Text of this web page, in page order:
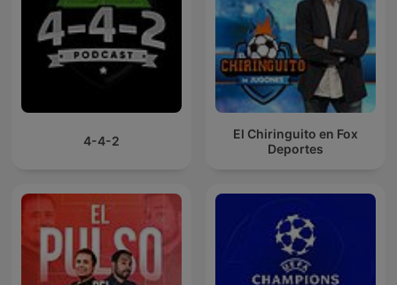
4-4-2
El Chiringuito en Fox
Deportes